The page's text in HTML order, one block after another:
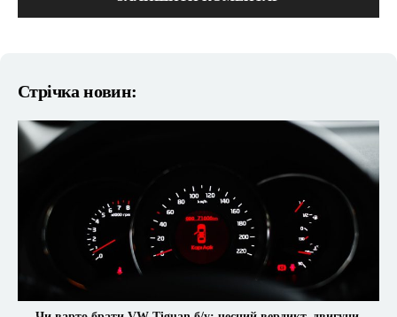
Стрічка новин: